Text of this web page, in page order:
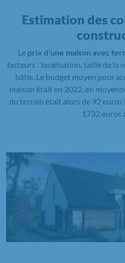
Estimation des
Le prix d'une maison avec
facteurs : localisation, taille de la
bâtie. Le budget moyen pour
maison était en 2022, en
du terrain était alors de 92 euros
1732 euros